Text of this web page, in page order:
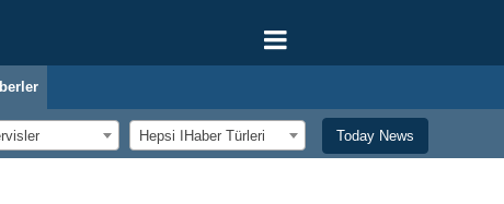
Hepsi اHaber Türleri Today News